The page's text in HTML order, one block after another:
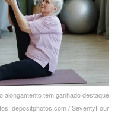
alongamento tem ganhado destaque
depositphotos.com / SeventyFour